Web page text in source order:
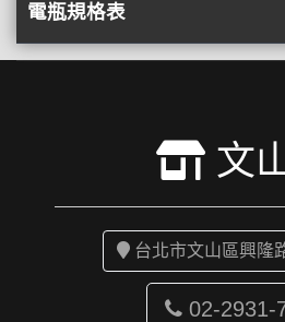
電瓶規格表
文
台北市文山區興隆
02-2931-